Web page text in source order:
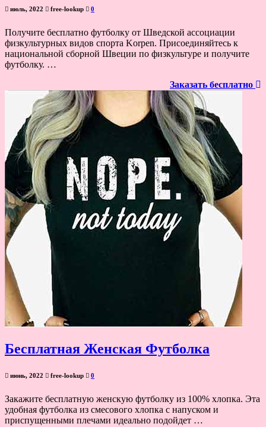
июль, 2022 free-lookup 0
Получите бесплатно футболку от Шведской ассоциации
физкультурных видов спорта Korpen. Присоединяйтесь к
национальной сборной Швеции по физкультуре и получите
футболку. …
Заказать бесплатно
Бесплатная Женская Футболка
июнь, 2022 free-lookup 0
Закажите бесплатную женскую футболку из 100% хлопка. Эта
удобная футболка из смесового хлопка с напуском и
приспущенными плечами идеально подойдет …